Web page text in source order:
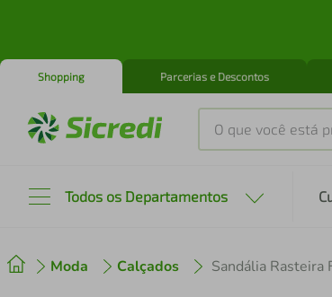
Shopping Parcerias e Descontos
O que você está
Todos os Departamentos
Moda Calçados Sandália Rasteira
2 cafeteira